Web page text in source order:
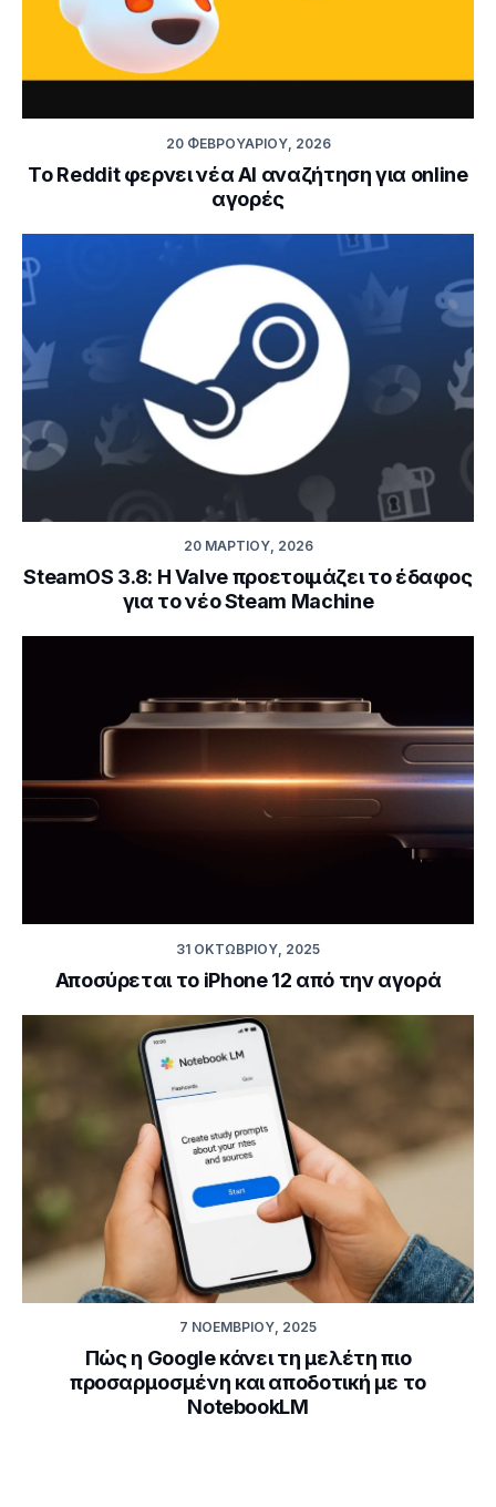
20 ΦΕΒΡΟΥΑΡΊΟΥ, 2026
Το Reddit φερνει νέα ΑΙ αναζήτηση για online
αγορές
20 ΜΑΡΤΊΟΥ, 2026
SteamOS 3.8: Η Valve προετοιμάζει το έδαφος
για το νέο Steam Machine
31 ΟΚΤΩΒΡΊΟΥ, 2025
Αποσύρεται το iPhone 12 από την αγορά
7 ΝΟΕΜΒΡΊΟΥ, 2025
Πώς η Google κάνει τη μελέτη πιο
προσαρμοσμένη και αποδοτική με το
NotebookLM